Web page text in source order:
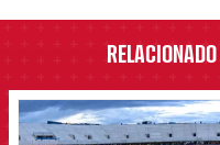
RELACIONADO